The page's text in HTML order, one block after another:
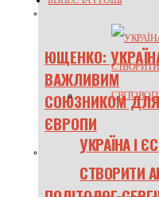
ЮЩЕНКО:
ВАЖЛИВИМ
СОЮЗНИКОМ ДЛЯ
ЄВРОПИ
УКРАЇНА І
СТВОРИТИ